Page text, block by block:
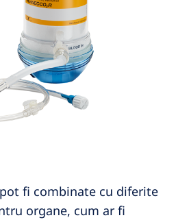
fi combinate cu diferite
organe, cum ar fi